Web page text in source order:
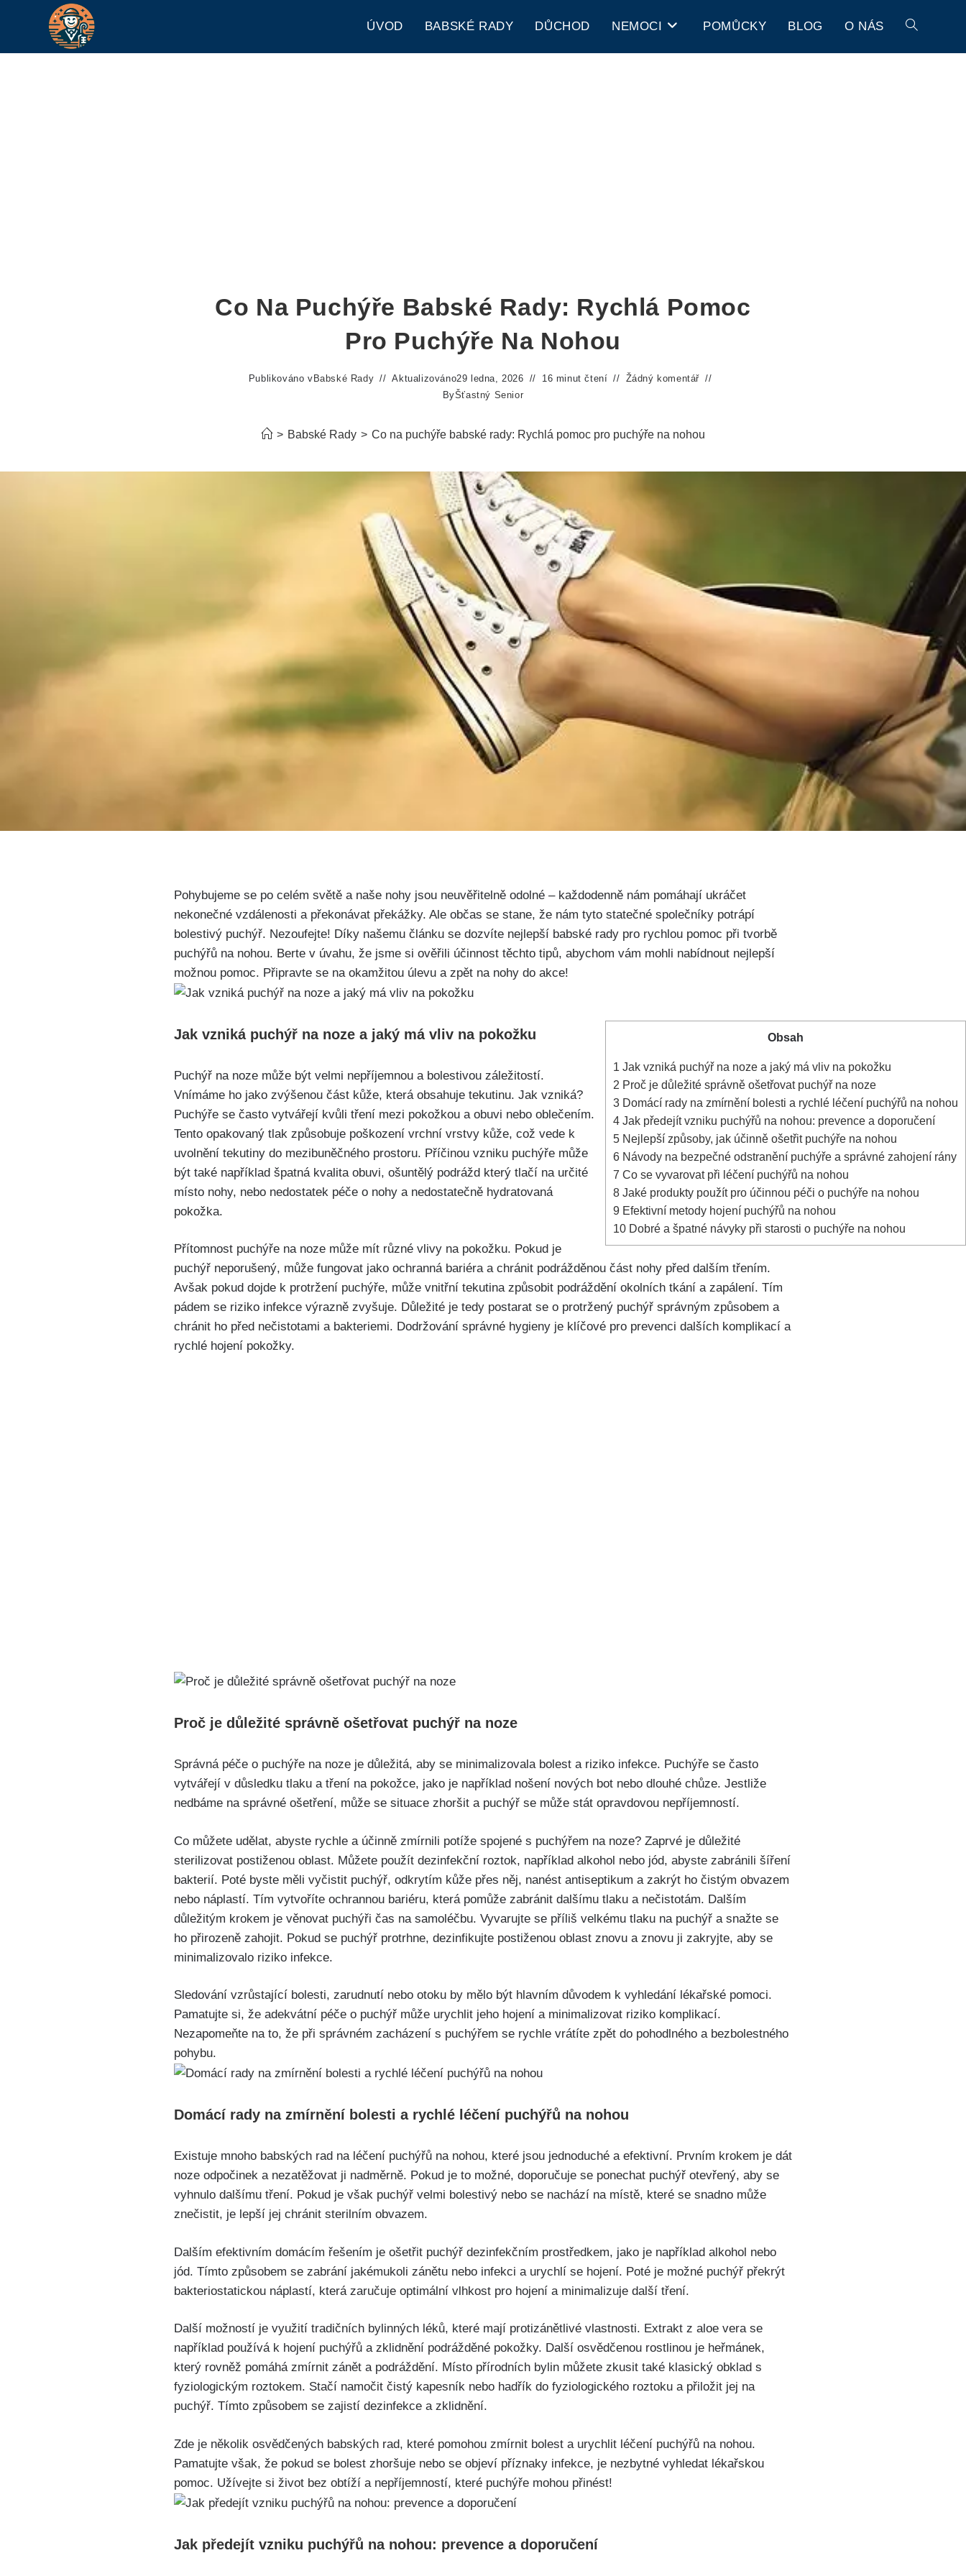
ÚVOD BABSKÉ RADY DŮCHOD NEMOCI POMŮCKY BLOG O NÁS
Co Na Puchýře Babské Rady: Rychlá Pomoc
Pro Puchýře Na Nohou
Publikováno v Babské Rady Aktualizováno29 ledna, 2026 16 minut čtení
Žádný komentář
ByŠťastný Senior
> Babské Rady > Co na puchýře babské rady: Rychlá pomoc pro puchýře na nohou
Pohybujeme se ⁣po​ celém světě a naše nohy jsou neuvěřitelně odolné‍ – každodenně nám pomáhají ukráčet
⁢nekonečné vzdálenosti a překonávat ⁢překážky. Ale občas se stane, že nám tyto statečné společníky potrápí
bolestivý puchýř. Nezoufejte! Díky ⁤našemu článku se dozvíte nejlepší babské rady pro rychlou⁤ pomoc při tvorbě
puchýřů na nohou. Berte​ v úvahu, že jsme si​ ověřili účinnost těchto tipů, abychom vám mohli nabídnout nejlepší
možnou pomoc. Připravte se na⁢ okamžitou úlevu ⁣a⁢ zpět na nohy‍ do akce!
Obsah
1 Jak vzniká puchýř na⁢ noze a jaký má vliv na pokožku
2 Proč je důležité správně ⁣ošetřovat puchýř na noze
3 Domácí rady⁤ na zmírnění bolesti ⁢a rychlé léčení puchýřů ‍na nohou
4 Jak předejít vzniku puchýřů na nohou:⁢ prevence a doporučení
5 Nejlepší způsoby, jak účinně ošetřit puchýře na nohou
6 Návody na bezpečné odstranění puchýře a správné zahojení rány
7 Co se vyvarovat při léčení puchýřů na nohou
8 Jaké produkty použít pro účinnou ⁢péči o puchýře na nohou
9 Efektivní‌ metody hojení puchýřů na nohou
10 Dobré⁢ a špatné návyky při starosti o puchýře na nohou
Jak vzniká puchýř na⁢ noze a jaký má vliv na pokožku
Puchýř na noze může být ⁤velmi nepříjemnou a bolestivou záležitostí.
Vnímáme ho jako zvýšenou část kůže, která obsahuje tekutinu. Jak vzniká?
Puchýře se⁣ často vytvářejí kvůli tření‌ mezi pokožkou a ⁤obuvi nebo oblečením.
Tento ‌opakovaný tlak​ způsobuje poškození ⁢vrchní vrstvy kůže, což vede k
uvolnění tekutiny do mezibuněčného⁣ prostoru. Příčinou vzniku puchýře může
být‌ také například špatná ⁢kvalita obuvi, ošuntělý podrážd který tlačí na určité
⁣místo ‍nohy, nebo⁢ nedostatek péče o nohy a nedostatečně hydratovaná
pokožka.
Přítomnost puchýře na noze může mít různé vlivy na pokožku. Pokud je
puchýř neporušený, může fungovat jako ochranná bariéra a chránit podrážděnou část nohy před dalším třením.
Avšak pokud dojde ⁣k protržení⁣ puchýře, může vnitřní ⁤tekutina ⁣způsobit podráždění okolních tkání a zapálení. Tím
pádem se ⁤riziko infekce výrazně​ zvyšuje. Důležité je tedy⁣ postarat se o protržený puchýř správným způsobem a
chránit ho před nečistotami a bakteriemi. Dodržování správné hygieny je klíčové⁢ pro prevenci dalších komplikací a
rychlé hojení pokožky.
Proč je důležité správně ⁣ošetřovat puchýř na noze
Správná​ péče o puchýře na noze ‍je důležitá, aby se ‌minimalizovala bolest a riziko infekce. Puchýře se‍ často
vytvářejí v důsledku tlaku a⁤ tření na pokožce, jako‍ je například nošení ⁢nových bot​ nebo dlouhé chůze. Jestliže
nedbáme na⁤ správné ošetření,​ může se situace ‍zhoršit a puchýř se ‌může stát opravdovou nepříjemností.
Co můžete udělat, abyste rychle a účinně zmírnili potíže spojené s puchýřem‍ na noze? Zaprvé‍ je důležité
sterilizovat postiženou oblast. Můžete použít dezinfekční roztok, například alkohol nebo jód,‌ abyste zabránili šíření
bakterií. Poté byste měli vyčistit puchýř, odkrytím kůže přes něj, nanést antiseptikum a zakrýt ho čistým obvazem
nebo ⁣náplastí. Tím vytvoříte ochrannou bariéru, která pomůže ‍zabránit dalšímu tlaku a nečistotám. ⁤Dalším
důležitým krokem je‌ věnovat puchýři čas na samoléčbu. ⁤Vyvarujte se příliš ⁢velkému tlaku na puchýř a snažte se
ho přirozeně zahojit. Pokud se puchýř protrhne, dezinfikujte postiženou oblast znovu a znovu ji zakryjte,​ aby⁤ se
minimalizovalo riziko infekce.
Sledování vzrůstající bolesti, zarudnutí nebo ⁢otoku by mělo být hlavním důvodem ⁤k vyhledání lékařské⁣ pomoci.
Pamatujte si, že adekvátní péče o ‍puchýř může urychlit jeho hojení a minimalizovat riziko komplikací.
Nezapomeňte na to, že při správném⁣ zacházení s puchýřem se rychle vrátíte zpět do pohodlného a bezbolestného
pohybu.
Domácí rady⁤ na zmírnění bolesti ⁢a rychlé léčení puchýřů ‍na nohou
Existuje mnoho babských rad na léčení puchýřů na nohou, které​ jsou jednoduché⁤ a efektivní. ‌Prvním krokem je dát
noze odpočinek a⁣ nezatěžovat ji nadměrně. Pokud je to⁢ možné, doporučuje se ponechat puchýř otevřený, ‍aby se
vyhnulo dalšímu tření. Pokud je ​však‌ puchýř velmi bolestivý nebo se nachází na ‌místě, které‌ se snadno může‍
znečistit, je lepší jej chránit sterilním ‍obvazem.
Dalším efektivním domácím řešením je ošetřit⁢ puchýř⁣ dezinfekčním prostředkem, jako je například alkohol nebo
jód. Tímto způsobem se zabrání jakémukoli zánětu nebo infekci a ⁢urychlí se hojení. Poté‌ je možné puchýř překrýt
bakteriostatickou náplastí, která zaručuje optimální vlhkost pro hojení a minimalizuje další tření.
Další možností je využití tradičních bylinných léků, které ‍mají protizánětlivé vlastnosti. Extrakt z aloe vera ‌se
například používá k hojení‍ puchýřů a zklidnění podrážděné pokožky. Další osvědčenou rostlinou je heřmánek,
který rovněž pomáhá zmírnit‌ zánět a⁢ podráždění. Místo přírodních bylin můžete zkusit‍ také klasický ⁢obklad s
fyziologickým⁣ roztokem. Stačí namočit čistý kapesník nebo hadřík do fyziologického roztoku‌ a přiložit jej na
puchýř. Tímto způsobem se zajistí dezinfekce a zklidnění.
Zde je ⁢několik osvědčených babských rad,⁣ které pomohou zmírnit bolest a urychlit léčení puchýřů na nohou.‌
Pamatujte však, že pokud se bolest ‍zhoršuje nebo se objeví příznaky infekce, je​ nezbytné vyhledat lékařskou
‌pomoc. Užívejte si život bez obtíží a nepříjemností, které puchýře mohou‌ přinést!
Jak předejít vzniku puchýřů na nohou:⁢ prevence a doporučení